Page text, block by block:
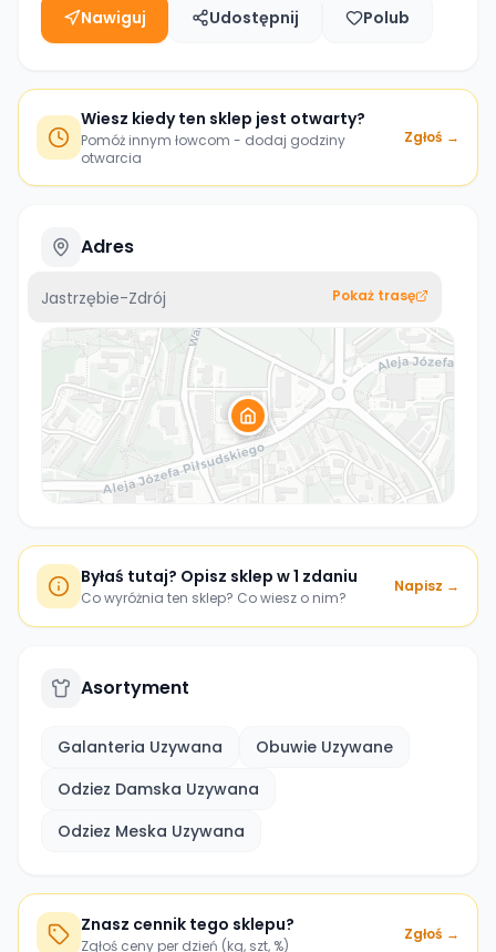
Nawiguj Udostępnij Polub
Wiesz kiedy ten sklep jest otwarty?
Pomóż innym łowcom - dodaj godziny
otwarcia
Zgłoś →
Adres
Jastrzębie-Zdrój Pokaż trasę
Byłaś tutaj? Opisz sklep w 1 zdaniu
Co wyróżnia ten sklep? Co wiesz o nim?
Napisz →
Asortyment
Galanteria Uzywana
Obuwie Uzywane
Odziez Damska Uzywana
Odziez Meska Uzywana
Znasz cennik tego sklepu?
Zgłoś ceny per dzień (kg, szt, %)
Zgłoś →